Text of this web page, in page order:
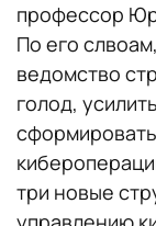
профессор
По его
ведомство
голод,
три новые